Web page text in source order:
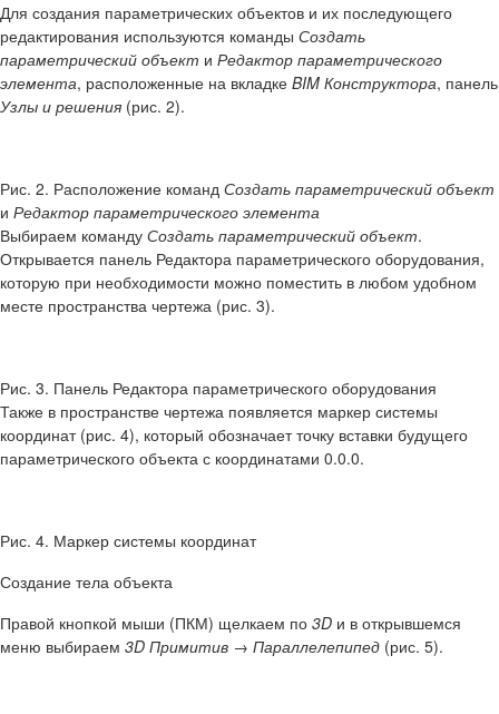
Для создания параметрических объектов и их последующего
редактирования используются команды Создать
параметрический объект и Редактор параметрического
элемента, расположенные на вкладке BIM Конструктора, панель
Узлы и решения (рис. 2).
Рис. 2. Расположение команд Создать параметрический объект
и Редактор параметрического элемента
Выбираем команду Создать параметрический объект.
Открывается панель Редактора параметрического оборудования,
которую при необходимости можно поместить в любом удобном
месте пространства чертежа (рис. 3).
Рис. 3. Панель Редактора параметрического оборудования
Также в пространстве чертежа появляется маркер системы
координат (рис. 4), который обозначает точку вставки будущего
параметрического объекта с координатами 0.0.0.
Рис. 4. Маркер системы координат
Создание тела объекта
Правой кнопкой мыши (ПКМ) щелкаем по 3D и в открывшемся
меню выбираем 3D Примитив → Параллелепипед (рис. 5).